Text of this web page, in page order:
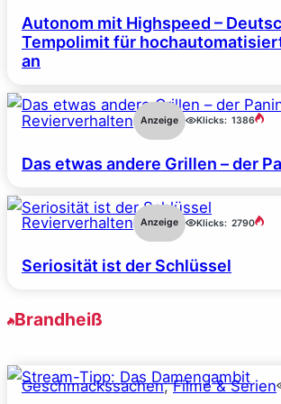
Autonom mit Highspeed –
Tempolimit für
an
Revierverhalten Anzeige Klicks: 1386
Das etwas andere Grillen – der
Revierverhalten Anzeige Klicks: 2790
Seriosität ist der Schlüssel
Brandheiß
Geschmackssachen, Filme & Serien